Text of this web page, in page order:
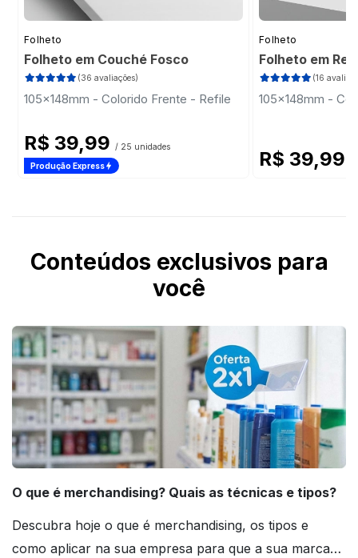
Folheto
Folheto em Couché Fosco
(36 avaliações)
105x148mm - Colorido Frente - Refile
R$ 39,99 / 25 unidades
Produção Express
Folheto
Folheto em
(16
105x148mm -
R$ 39,99
Conteúdos exclusivos para
você
O que é merchandising? Quais as técnicas e tipos?
Descubra hoje o que é merchandising, os tipos e
como aplicar na sua empresa para que a sua marca